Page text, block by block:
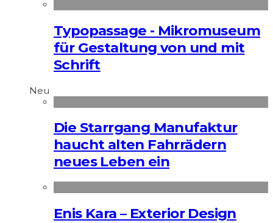
Typopassage - Mikromuseum
für Gestaltung von und mit
Schrift
Neu
Die Starrgang Manufaktur
haucht alten Fahrrädern
neues Leben ein
Enis Kara – Exterior Design